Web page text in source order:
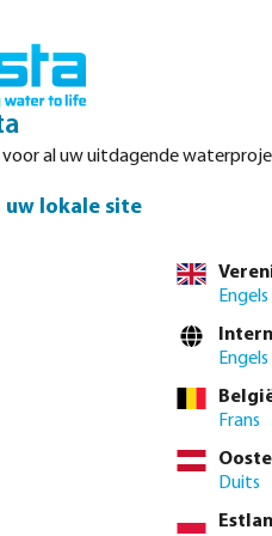
uitval
apparatuur
U kunt hier
voor al uw uitdagende
uw lokale site
Engels
Engels
Frans
Duits